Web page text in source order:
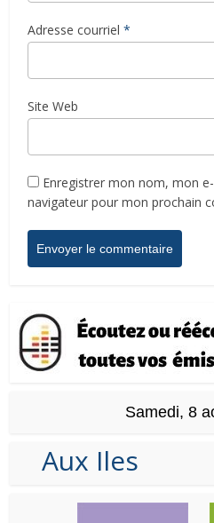
Adresse courriel *
Site Web
Enregistrer mon nom, mon
navigateur pour mon prochain
Samedi, 8
Aux Iles